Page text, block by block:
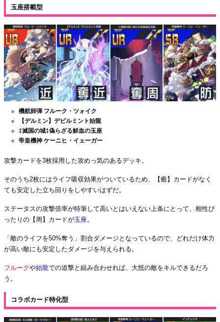
玉座搭載型
機航師弾 フルーク・ツォイク
【デルミン】デビルミント始龍
‡滅国の城‡偽らざる鮮血の玉座
帝皇機神 ケーニヒ・イェーガー
攻撃カードを3枚採用した攻めっ気のあるデッキ。
そのうち2枚にはライフ吸収効果がついているため、【癒】カードがなく
ても安定した立ち回りをしやすいはずだ。
ステータスの攻撃倍率が特筆して高いとはいえない上条にとって、相性ぴ
ったりの【周】カードが玉座。
「敵のライフを50%奪う」割合ダメージとなっているので、どれだけ体力
が高い敵にも安定したダメージを与えられる。
フルークや始龍での追撃と組み合わせれば、大抵の敵をキルできるだろ
う。
コラボカード特化型